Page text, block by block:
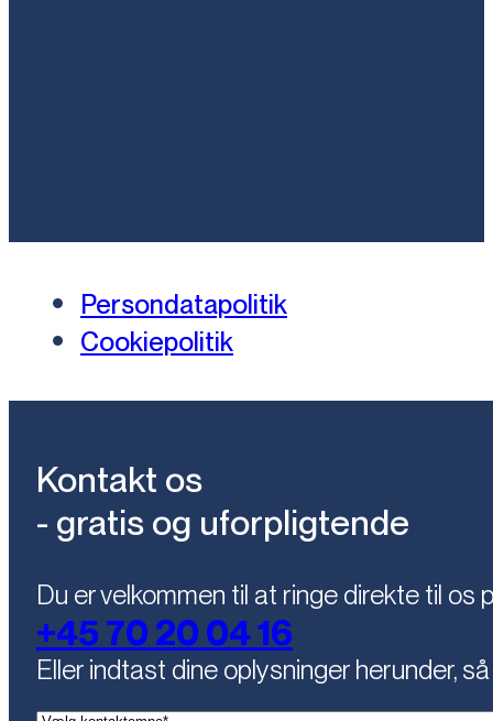
Persondatapolitik
Cookiepolitik
Kontakt os
- gratis og uforpligtende
Du er velkommen til at ringe direkte til os
+45 70 20 04 16
Eller indtast dine oplysninger herunder,